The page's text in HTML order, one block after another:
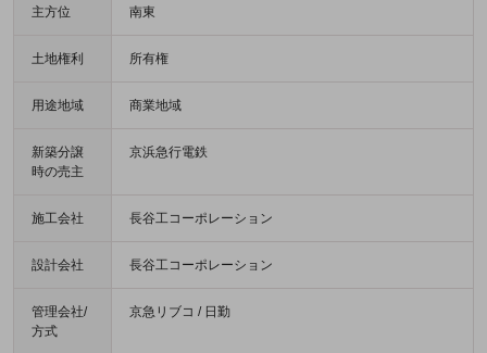
主方位 南東
土地権利 所有権
用途地域 商業地域
新築分譲
時の売主
京浜急行電鉄
施工会社 長谷工コーポレーション
設計会社 長谷工コーポレーション
管理会社/
方式
京急リブコ / 日勤